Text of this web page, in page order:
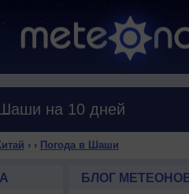
на 10 дней
› › Погода в Шаши
БЛОГ